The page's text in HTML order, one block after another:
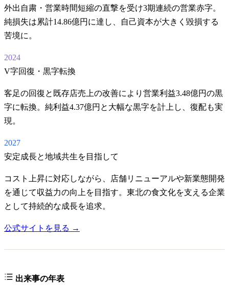
外出自粛・営業時間短縮の直撃を受け3期連続の営業赤字。
純損失は累計14.86億円に達し、自己資本が大きく毀損する
苦境に。
2024
V字回復・黒字転換
客足の回復と既存店売上の改善により営業利益3.48億円の黒
字に転換。純利益4.37億円と大幅な黒字を計上し、復配も実
現。
2027
安定成長と地域共生を目指して
コスト上昇に対応しながら、店舗リニューアルや新業態開発
を通じて収益力の向上を目指す。東北の食文化を支える企業
として持続的な成長を追求。
公式サイトを見る →
出来事の年表